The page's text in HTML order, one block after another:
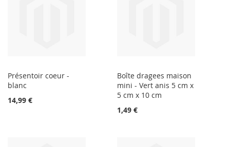
Présentoir coeur -
blanc
14,99 €
Boîte dragees maison
mini - Vert anis 5 cm x
5 cm x 10 cm
1,49 €